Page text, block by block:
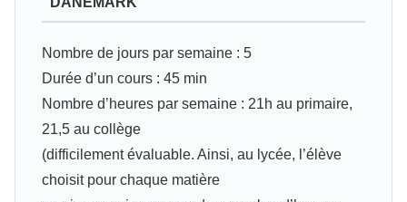
Nombre de jours par semaine : 5
Durée d’un cours : 45 min
Nombre d’heures par semaine : 21h au primaire,
21,5 au collège
(difficilement évaluable. Ainsi, au lycée, l’élève
choisit pour chaque matière